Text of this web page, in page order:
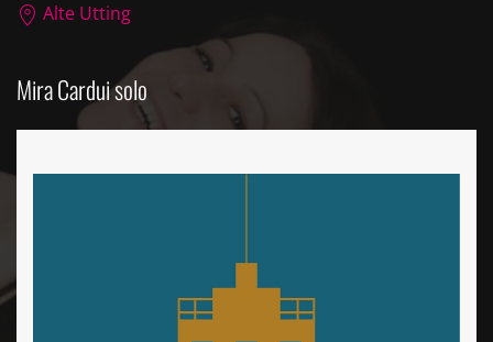
Alte Utting
Mira Cardui solo